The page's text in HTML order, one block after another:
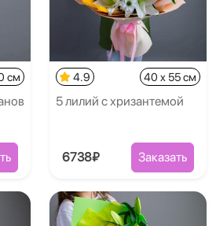
см 4.9 40 x 55 см
5 лилий с хризантемой
6738₽ Заказать